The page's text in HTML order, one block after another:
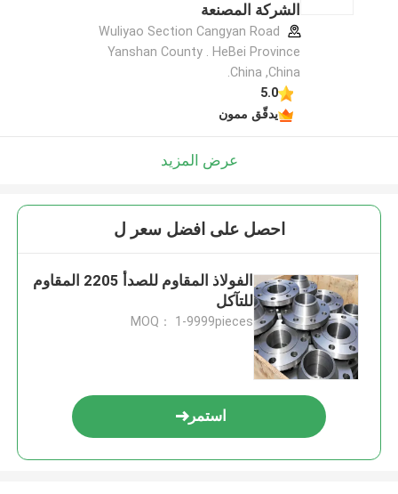
الشركة المصنعة
Wuliyao Section Cangyan Road
Yanshan County . HeBei Province
.China ,China
5.0
يدقّق ممون
عرض المزيد
احصل على افضل سعر ل
الفولاذ المقاوم للصدأ 2205 المقاوم
للتآكل
MOQ： 1-9999pieces
استمر